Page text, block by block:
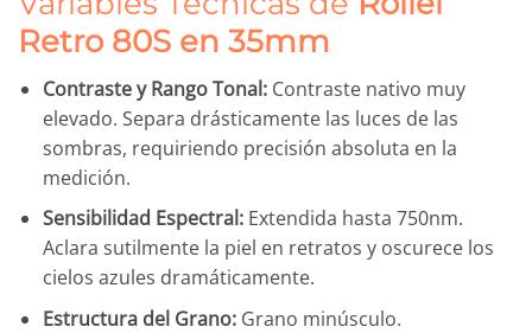
Retro 80S en 35mm
Contraste y Rango Tonal:Contraste nativo muy
elevado. Separa drásticamente las luces de las
sombras, requiriendo precisión absoluta en la
medición.
Sensibilidad Espectral:Extendida hasta 750nm.
Aclara sutilmente la piel en retratos y oscurece los
cielos azules dramáticamente.
Estructura del Grano:Grano minúsculo.